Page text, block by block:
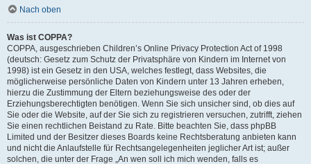
Nach oben
Was ist COPPA?
COPPA, ausgeschrieben Children’s Online Privacy Protection Act of 1998
(deutsch: Gesetz zum Schutz der Privatsphäre von Kindern im Internet von
1998) ist ein Gesetz in den USA, welches festlegt, dass Websites, die
möglicherweise persönliche Daten von Kindern unter 13 Jahren erheben,
hierzu die Zustimmung der Eltern beziehungsweise des oder der
Erziehungsberechtigten benötigen. Wenn Sie sich unsicher sind, ob dies auf
Sie oder die Website, auf der Sie sich zu registrieren versuchen, zutrifft, ziehen
Sie einen rechtlichen Beistand zu Rate. Bitte beachten Sie, dass phpBB
Limited und der Besitzer dieses Boards keine Rechtsberatung anbieten kann
und nicht die Anlaufstelle für Rechtsangelegenheiten jeglicher Art ist; außer
solchen, die unter der Frage „An wen soll ich mich wenden, falls es